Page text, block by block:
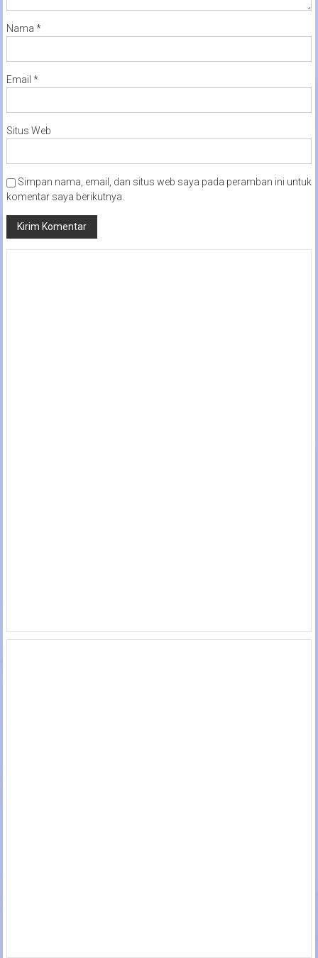
Nama *
Email *
Situs Web
Simpan nama, email, dan situs web saya pada peramban ini untuk
komentar saya berikutnya.